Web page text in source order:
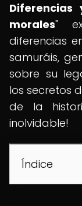
morales"
diferencias
samuráis,
sobre su
los secretos
de la
inolvidable!
Índice